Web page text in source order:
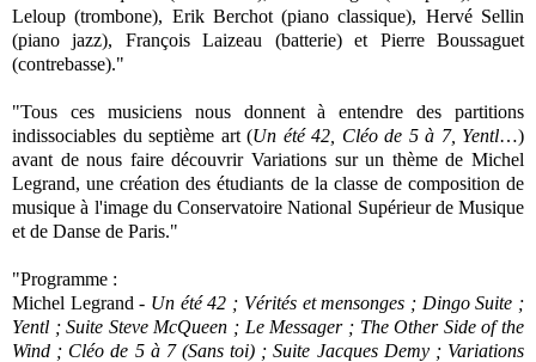
Leloup (trombone), Erik Berchot (piano classique), Hervé Sellin
(piano jazz), François Laizeau (batterie) et Pierre Boussaguet
(contrebasse)."
"Tous ces musiciens nous donnent à entendre des partitions
indissociables du septième art (Un été 42, Cléo de 5 à 7, Yentl…)
avant de nous faire découvrir Variations sur un thème de Michel
Legrand, une création des étudiants de la classe de composition de
musique à l'image du Conservatoire National Supérieur de Musique
et de Danse de Paris."
"Programme :
Michel Legrand - Un été 42 ; Vérités et mensonges ; Dingo Suite ;
Yentl ; Suite Steve McQueen ; Le Messager ; The Other Side of the
Wind ; Cléo de 5 à 7 (Sans toi) ; Suite Jacques Demy ; Variations